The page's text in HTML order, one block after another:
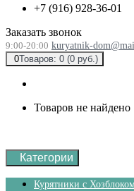
+7 (916) 928-36-01
Заказать звонок
9:00-20:00 kuryatnik-
0Товаров: 0 (0 руб.)
Товаров не найдено
Категории
Курятники с